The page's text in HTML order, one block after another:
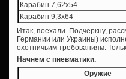
Карабин 7,62х54
Карабин 9,3х64
Итак, поехали. Подчеркну,
Германии или Украины)
охотничьим требованиям.
Начнем с пневматики.
Оружие